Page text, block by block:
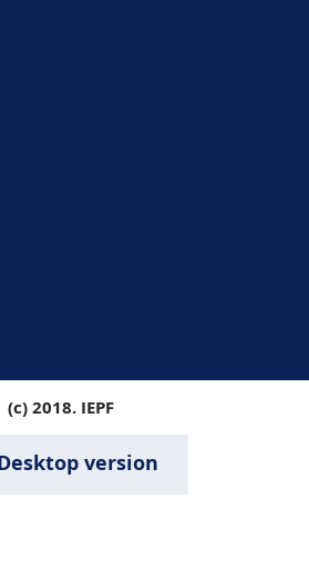
(c) 2018. IEPF
Desktop version